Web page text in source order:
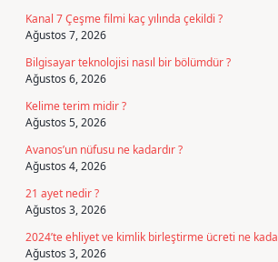
Kanal 7 Çeşme filmi kaç yılında çekildi ?
Ağustos 7, 2026
Bilgisayar teknolojisi nasıl bir bölümdür ?
Ağustos 6, 2026
Kelime terim midir ?
Ağustos 5, 2026
Avanos’un nüfusu ne kadardır ?
Ağustos 4, 2026
21 ayet nedir ?
Ağustos 3, 2026
2024’te ehliyet ve kimlik birleştirme ücreti ne
Ağustos 3, 2026